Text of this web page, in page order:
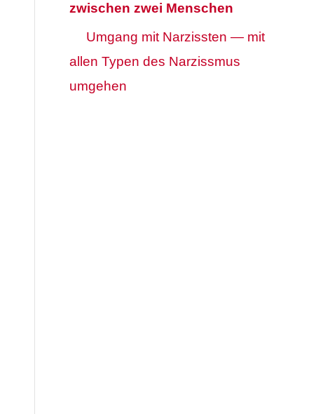
zwischen zwei Menschen
Umgang mit Narzissten — mit
allen Typen des Narzissmus
umgehen